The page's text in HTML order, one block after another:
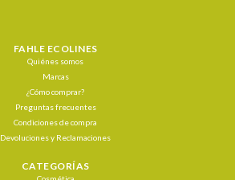
FAHLE ECOLINES
Quiénes somos
Marcas
¿Cómo comprar?
Preguntas frecuentes
Condiciones de compra
Devoluciones y Reclamaciones
CATEGORÍAS